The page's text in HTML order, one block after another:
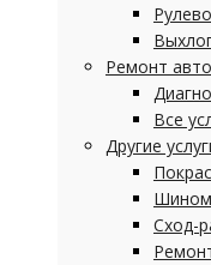
Ремонт
Все
Другие
Сход-